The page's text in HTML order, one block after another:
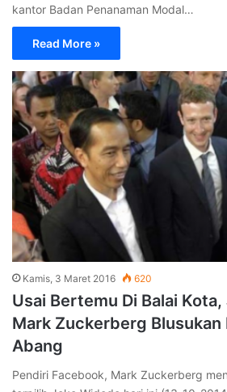
kantor Badan Penanaman Modal…
Read More »
Kamis, 3 Maret 2016 620
Usai Bertemu Di Balai
Mark Zuckerberg Blusukan
Abang
Pendiri Facebook, Mark Zuckerberg